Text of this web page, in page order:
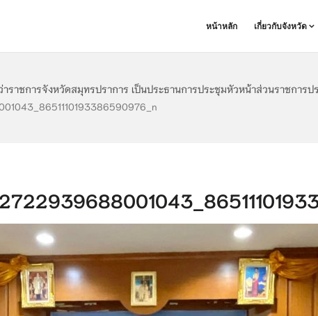
หน้าหลัก เกี่ยวกับจังหวัด
าราชการจังหวัดสมุทรปราการ เป็นประธานการประชุมหัวหน้าส่วนราชกา